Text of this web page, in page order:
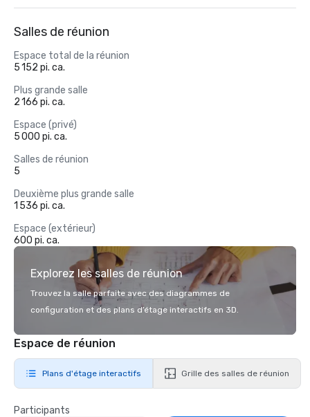
Salles de réunion
Espace total de la réunion
5 152 pi. ca.
Plus grande salle
2 166 pi. ca.
Espace (privé)
5 000 pi. ca.
Salles de réunion
5
Deuxième plus grande salle
1 536 pi. ca.
Espace (extérieur)
600 pi. ca.
Explorez les salles de réunion
Trouvez la salle parfaite avec des diagrammes de
configuration et des plans d’étage interactifs en 3D.
Espace de réunion
Plans d'étage interactifs Grille des salles de réunion
Participants